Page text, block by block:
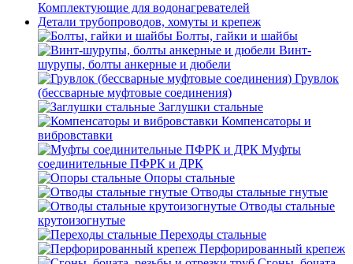
Комплектующие для водонагревателей
Детали трубопроводов, хомуты и крепеж
Болты, гайки и шайбы
Винт-
шурупы, болты анкерные и дюбели
Грувлок
(бессварные муфтовые соединения)
Заглушки стальные
Компенсаторы и
вибровставки
Муфты
соединительные ПФРК и ДРК
Опоры стальные
Отводы стальные гнутые
Отводы стальные
крутоизогнутые
Переходы стальные
Перфорированный крепеж